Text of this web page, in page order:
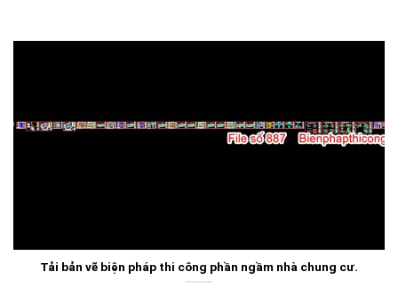
Tải bản vẽ biện pháp thi công phần ngầm nhà chung cư.